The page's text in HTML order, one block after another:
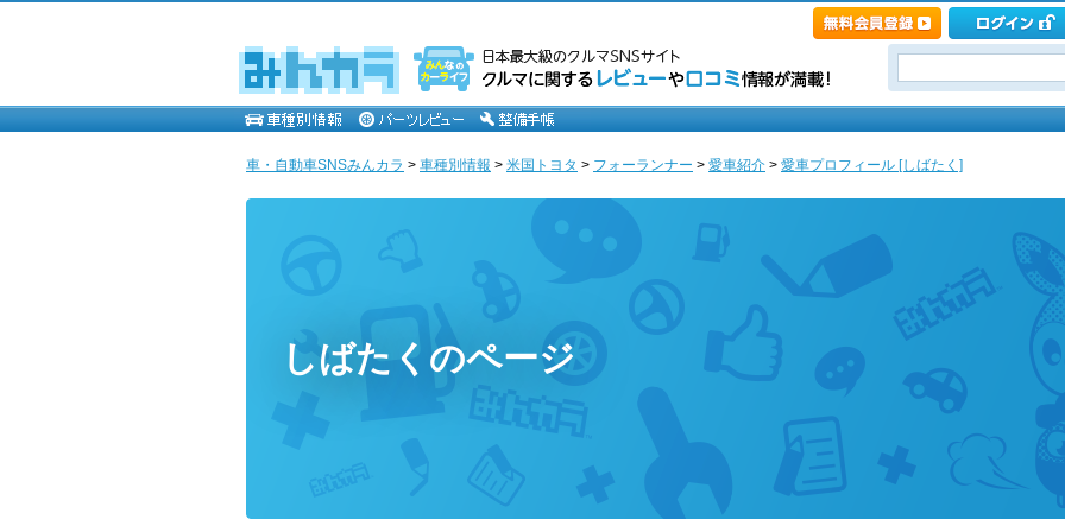
車・自動車SNSみんカラ > 車種別情報 > 米国トヨタ > フォーランナー > 愛車紹介 > 愛車プロフィール [しばたく]
しばたくのページ